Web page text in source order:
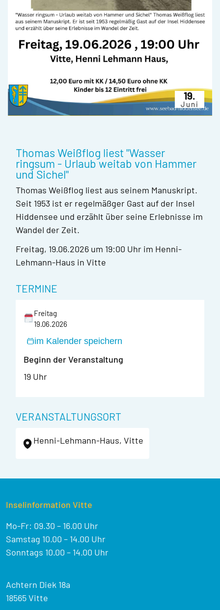
19.
Juni
Thomas Weißflog liest "Wasser
ringsum - Urlaub weitab von Hammer
und Sichel"
Thomas Weißflog liest aus seinem Manuskript.
Seit 1953 ist er regelmäßger Gast auf der Insel
Hiddensee und erzählt über seine Erlebnisse im
Wandel der Zeit.
Freitag, 19.06.2026 um 19:00 Uhr im Henni-
Lehmann-Haus in Vitte
TERMINE
Freitag
19.06.2026
im Kalender speichern
Beginn der Veranstaltung
19 Uhr
VERANSTALTUNGSORT
Henni-Lehmann-Haus, Vitte
Inselinformation Vitte
Mo-Fr: 09.30 – 16.00 Uhr
Samstag 10.00 – 14.00 Uhr
Sonntags 10.00 – 14.00 Uhr
Achtern Diek 18a
18565 Vitte